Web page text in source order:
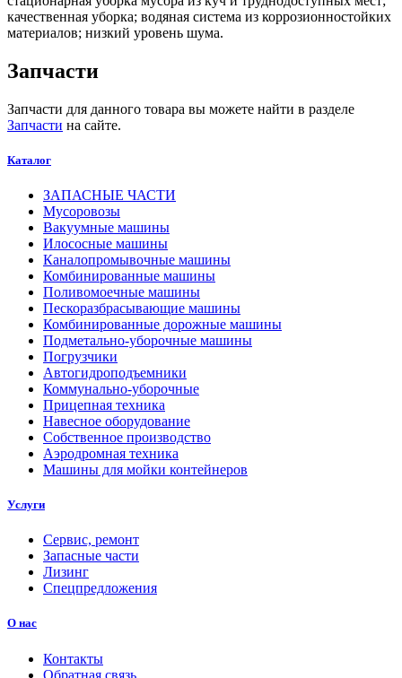
качественная уборка; водяная система из коррозионностойких
материалов; низкий уровень шума.
Запчасти
Запчасти для данного товара вы можете найти в разделе
Запчасти на сайте.
Каталог
ЗАПАСНЫЕ ЧАСТИ
Мусоровозы
Вакуумные машины
Илососные машины
Каналопромывочные машины
Комбинированные машины
Поливомоечные машины
Пескоразбрасывающие машины
Комбинированные дорожные машины
Подметально-уборочные машины
Погрузчики
Автогидроподъемники
Коммунально-уборочные
Прицепная техника
Навесное оборудование
Собственное производство
Аэродромная техника
Машины для мойки контейнеров
Услуги
Сервис, ремонт
Запасные части
Лизинг
Спецпредложения
О нас
Контакты
Обратная связь